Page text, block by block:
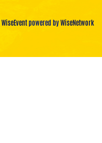
WiseEventpowered byWiseNetwork